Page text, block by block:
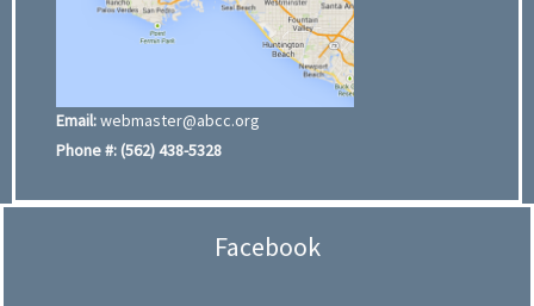
Email:webmaster@abcc.org
Phone #:(562) 438-5328
Facebook